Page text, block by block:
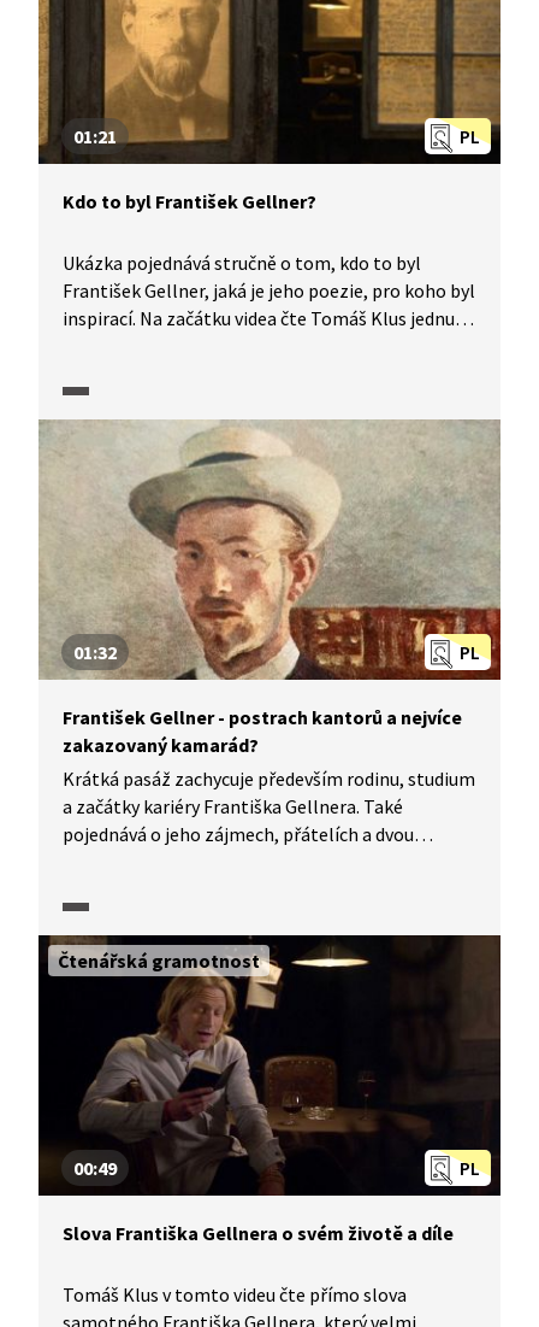
PL
01:21
Kdo to byl František Gellner?
Ukázka pojednává stručně o tom, kdo to byl
František Gellner, jaká je jeho poezie, pro koho byl
inspirací. Na začátku videa čte Tomáš Klus jednu
PL
01:32
František Gellner - postrach kantorů a nejvíce
zakazovaný kamarád?
Krátká pasáž zachycuje především rodinu, studium
a začátky kariéry Františka Gellnera. Také
pojednává o jeho zájmech, přátelích a dvou
Čtenářská gramotnost
PL
00:49
Slova Františka Gellnera o svém životě a díle
Tomáš Klus v tomto videu čte přímo slova
samotného Františka Gellnera, který velmi